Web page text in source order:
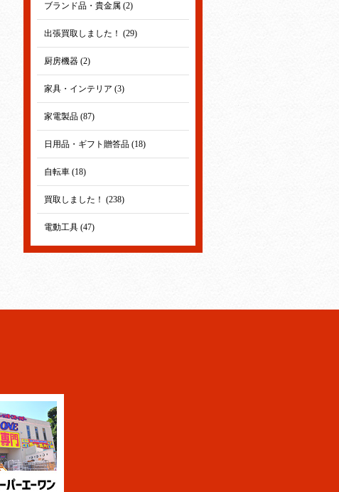
ブランド品・貴金属 (2)
出張買取しました！ (29)
厨房機器 (2)
家具・インテリア (3)
家電製品 (87)
日用品・ギフト贈答品 (18)
自転車 (18)
買取しました！ (238)
電動工具 (47)